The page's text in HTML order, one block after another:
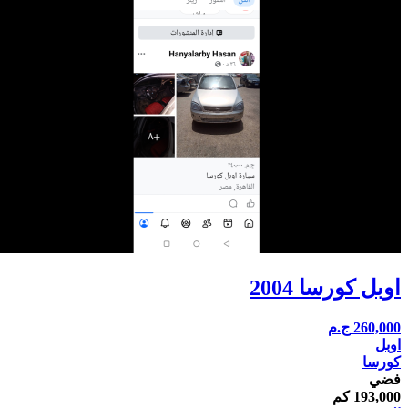
اوبل كورسا 2004
260,000 ج.م
اوبل
كورسا
فضي
193,000 كم